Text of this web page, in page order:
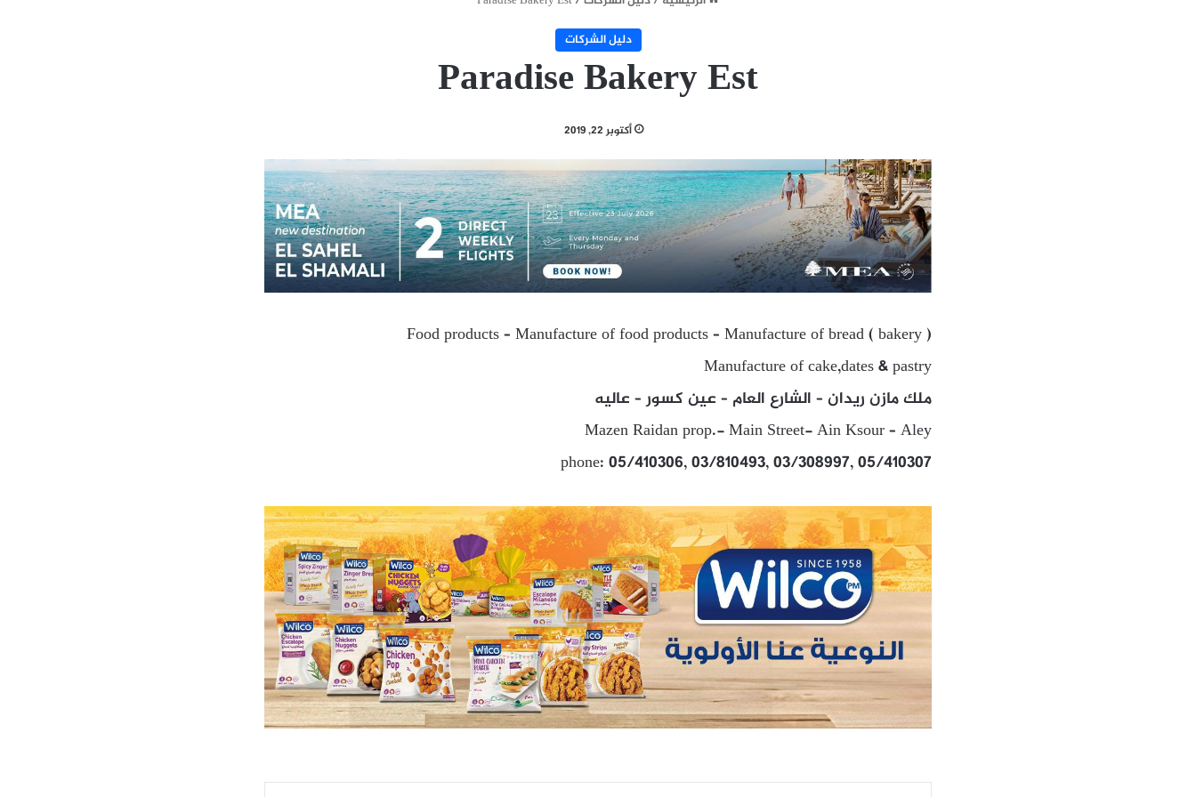
دليل الشركات
Paradise Bakery Est
أكتوبر 22, 2019
Food products – Manufacture of food products – Manufacture of bread ( bakery )
Manufacture of cake,dates & pastry
ملك مازن ريدان – الشارع العام – عين كسور – عاليه
Mazen Raidan prop.- Main Street- Ain Ksour – Aley
phone: 05/410306, 03/810493, 03/308997, 05/410307